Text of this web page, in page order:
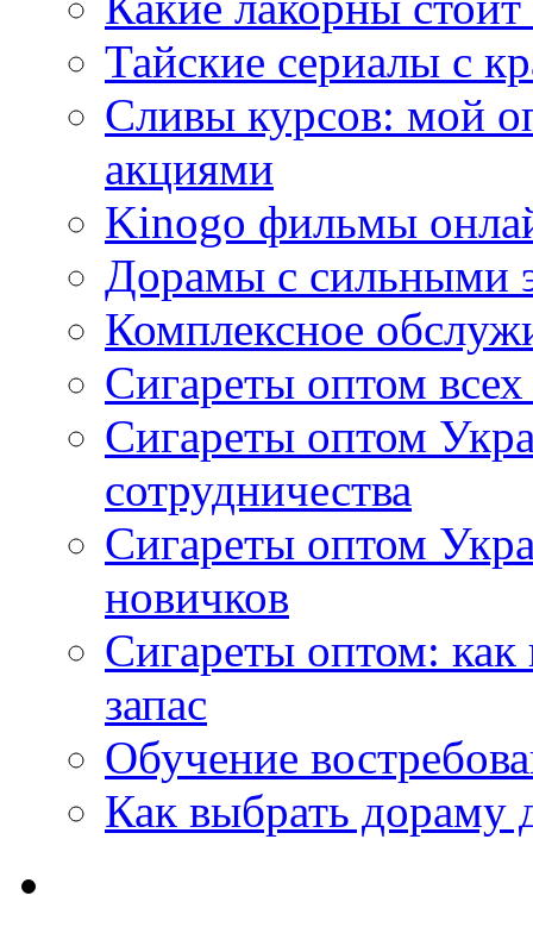
Тайские сериалы с
Сливы курсов: мой
акциями
Kinogo фильмы
Дорамы с сильными
Комплексное
Сигареты оптом
Сигареты оптом
сотрудничества
Сигареты оптом
новичков
Сигареты оптом:
запас
Обучение
Как выбрать дораму